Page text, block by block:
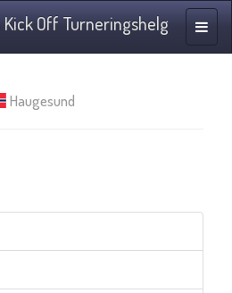
Kick Off Turneringshelg
Haugesund